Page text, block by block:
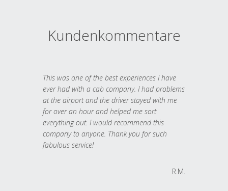
Kundenkommentare
This was one of the best experiences I have
ever had with a cab company. I had problems
at the airport and the driver stayed with me
for over an hour and helped me sort
everything out. I would recommend this
company to anyone. Thank you for such
fabulous service!
R.M.